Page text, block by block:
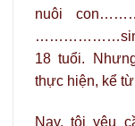
nuôi
18 tuổi.
thực hiện,
Nay, tôi yêu